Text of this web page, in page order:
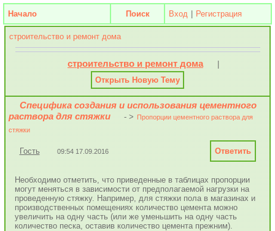
Начало Поиск Вход Регистрация
строительство и ремонт дома
строительство и ремонт дома
Открыть Новую Тему
Специфика создания и использования цементного
раствора для стяжки
- > Пропорции цементного раствора для
стяжки
Гость 09:54 17.09.2016 Ответить
Необходимо отметить, что приведенные в таблицах пропорции
могут меняться в зависимости от предполагаемой нагрузки на
проведенную стяжку. Например, для стяжки пола в магазинах и
производственных помещениях количество цемента можно
увеличить на одну часть (или же уменьшить на одну часть
количество песка, оставив количество цемента прежним).